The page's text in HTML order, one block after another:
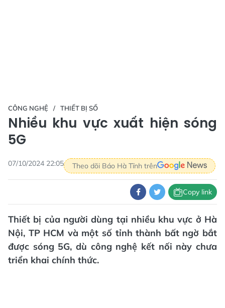
CÔNG NGHỆ THIẾT BỊ SỐ
Nhiều khu vực xuất hiện sóng
5G
07/10/2024 22:05 Theo dõi Báo Hà Tĩnh trên
Copy link
Thiết bị của người dùng tại nhiều khu vực ở Hà
Nội, TP HCM và một số tỉnh thành bất ngờ bắt
được sóng 5G, dù công nghệ kết nối này chưa
triển khai chính thức.